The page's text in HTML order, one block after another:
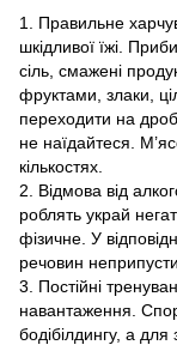
1. Правильне
шкідливої ​​їжі.
сіль, смажені
фруктами, злаки,
переходити на
не наїдайтеся.
кількостях.
2. Відмова від
роблять украй
фізичне. У
речовин
3. Постійні
навантаження.
бодібілдингу, а для